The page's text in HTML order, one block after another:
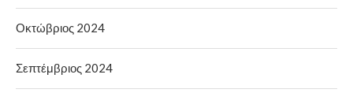
Οκτώβριος 2024
Σεπτέμβριος 2024